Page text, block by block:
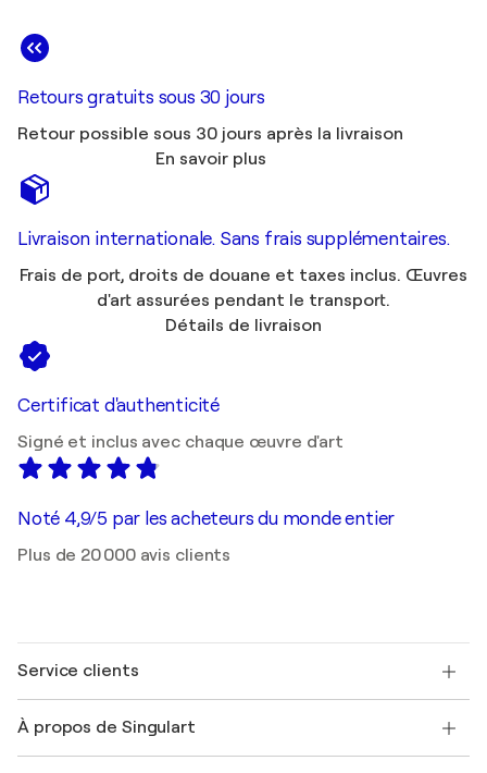
Retours gratuits sous 30 jours
Retour possible sous 30 jours après la livraison
En savoir plus
Livraison internationale. Sans frais supplémentaires.
Frais de port, droits de douane et taxes inclus. Œuvres
d'art assurées pendant le transport.
Détails de livraison
Certificat d'authenticité
Signé et inclus avec chaque œuvre d'art
Noté 4,9/5 par les acheteurs du monde entier
Plus de 20 000 avis clients
Service clients
Expédition
À propos de Singulart